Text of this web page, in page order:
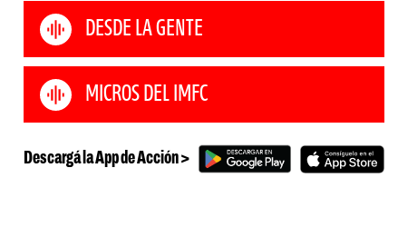
DESDE LA GENTE
MICROS DEL IMFC
Descargá la App de Acción >